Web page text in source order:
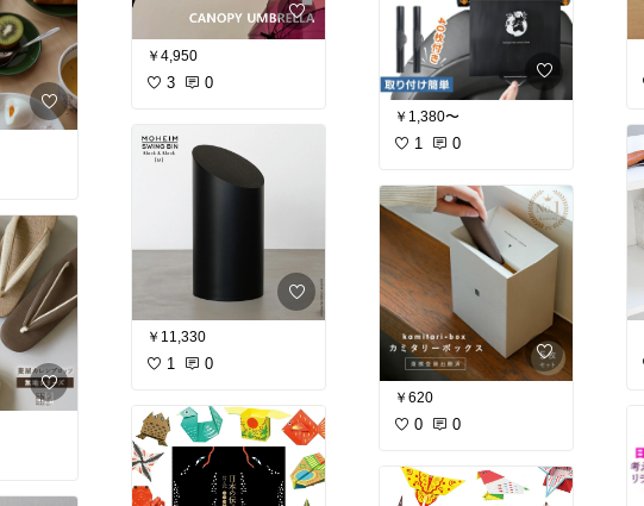
￥4,950
3 0
￥11,330
1 0
￥1,380〜
1 0
￥620
0 0